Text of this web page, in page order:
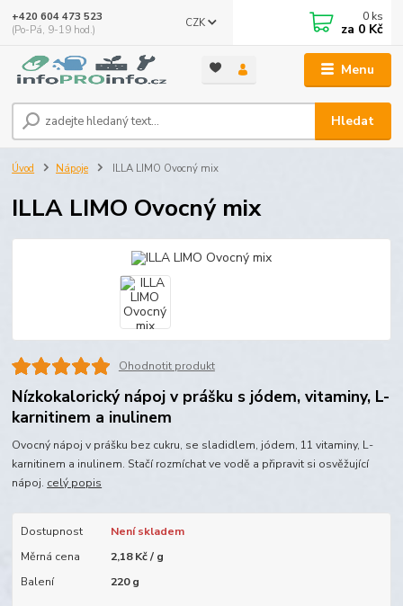
Menu
CZK
Hledat
+420 604 473 523
(Po-Pá, 9-19 hod.)
0 ks
za 0 Kč
Úvod Nápoje ILLA LIMO Ovocný mix
ILLA LIMO Ovocný mix
Ohodnotit produkt
Nízkokalorický nápoj v prášku s jódem, vitaminy, L-
karnitinem a inulinem
Ovocný nápoj v prášku bez cukru, se sladidlem, jódem, 11 vitaminy, L-
karnitinem a inulinem. Stačí rozmíchat ve vodě a připravit si osvěžující
nápoj. celý popis
Dostupnost
Není skladem
Měrná cena
2,18 Kč / g
Balení
220 g